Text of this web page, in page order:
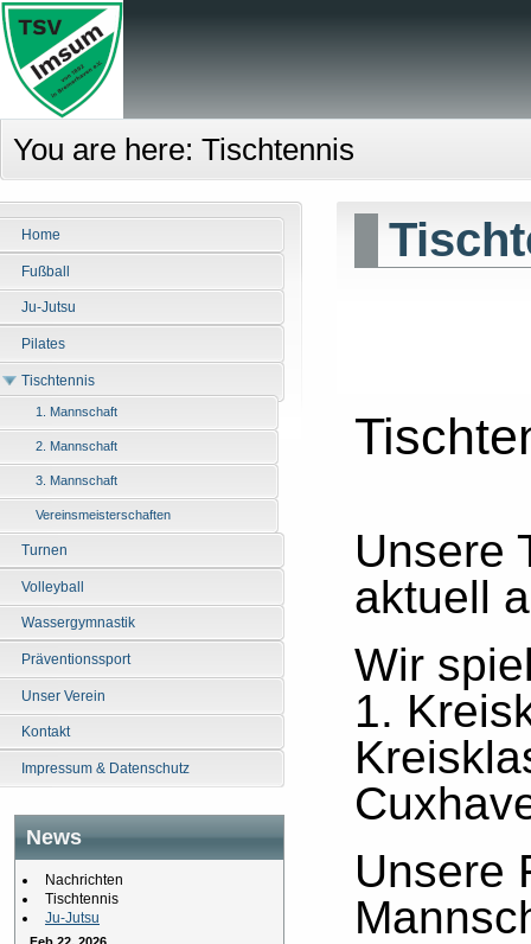
You are here: Tischtennis
Home
Fußball
Ju-Jutsu
Pilates
Tischtennis
1. Mannschaft
2. Mannschaft
3. Mannschaft
Vereinsmeisterschaften
Turnen
Volleyball
Wassergymnastik
Präventionssport
Unser Verein
Kontakt
Impressum & Datenschutz
News
Nachrichten
Tischtennis
Ju-Jutsu
Unsere
aktuell
Wir
1.
Unsere